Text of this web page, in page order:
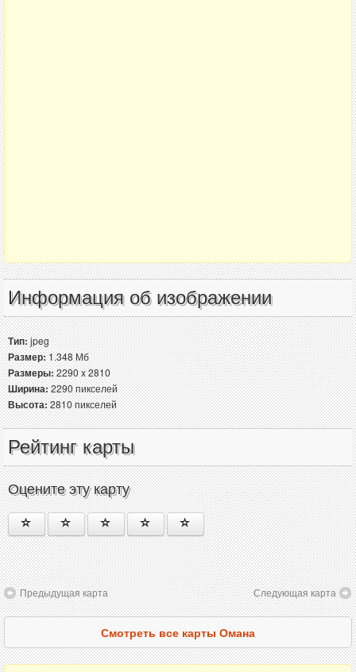
Информация об изображении
Тип:jpeg
Размер:1.348 Мб
Размеры:2290 x 2810
Ширина:2290 пикселей
Высота:2810 пикселей
Рейтинг карты
Оцените эту карту
Предыдущая карта Следующая карта
Смотреть все карты Омана